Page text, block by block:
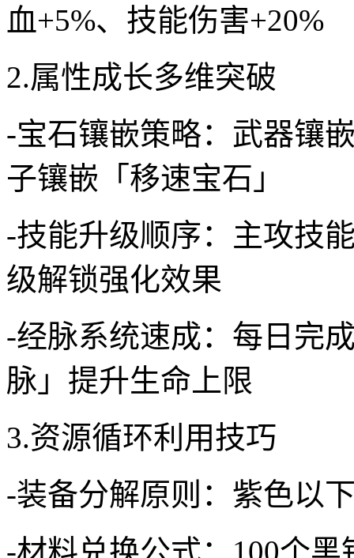
血+5%、技能伤害+20%
2.属性成长多维突破
-宝石镶嵌策略：武器镶
子镶嵌「移速宝石」
-技能升级顺序：主攻技
级解锁强化效果
-经脉系统速成：每日完
脉」提升生命上限
3.资源循环利用技巧
-装备分解原则：紫色以
-材料兑换公式：100个